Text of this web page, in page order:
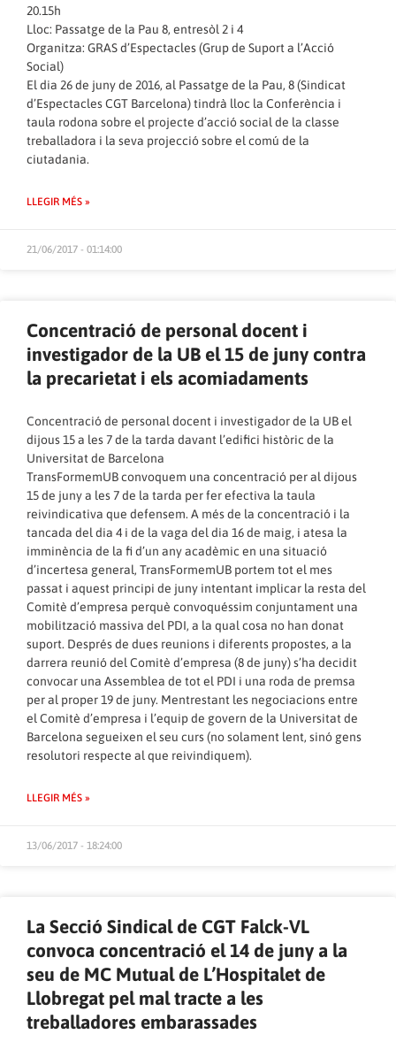
20.15h
Lloc: Passatge de la Pau 8, entresòl 2 i 4
Organitza: GRAS d’Espectacles (Grup de Suport a l’Acció
Social)
El dia 26 de juny de 2016, al Passatge de la Pau, 8 (Sindicat
d’Espectacles CGT Barcelona) tindrà lloc la Conferència i
taula rodona sobre el projecte d’acció social de la classe
treballadora i la seva projecció sobre el comú de la
ciutadania.
LLEGIR MÉS »
21/06/2017 - 01:14:00
Concentració de personal docent i
investigador de la UB el 15 de juny contra
la precarietat i els acomiadaments
Concentració de personal docent i investigador de la UB el
dijous 15 a les 7 de la tarda davant l’edifici històric de la
Universitat de Barcelona
TransFormemUB convoquem una concentració per al dijous
15 de juny a les 7 de la tarda per fer efectiva la taula
reivindicativa que defensem. A més de la concentració i la
tancada del dia 4 i de la vaga del dia 16 de maig, i atesa la
imminència de la fi d’un any acadèmic en una situació
d’incertesa general, TransFormemUB portem tot el mes
passat i aquest principi de juny intentant implicar la resta del
Comitè d’empresa perquè convoquéssim conjuntament una
mobilització massiva del PDI, a la qual cosa no han donat
suport. Després de dues reunions i diferents propostes, a la
darrera reunió del Comitè d’empresa (8 de juny) s’ha decidit
convocar una Assemblea de tot el PDI i una roda de premsa
per al proper 19 de juny. Mentrestant les negociacions entre
el Comitè d’empresa i l’equip de govern de la Universitat de
Barcelona segueixen el seu curs (no solament lent, sinó gens
resolutori respecte al que reivindiquem).
LLEGIR MÉS »
13/06/2017 - 18:24:00
La Secció Sindical de CGT Falck-VL
convoca concentració el 14 de juny a la
seu de MC Mutual de L’Hospitalet de
Llobregat pel mal tracte a les
treballadores embarassades